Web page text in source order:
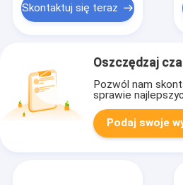
podmuchu
Skontaktuj się teraz
Oszczędzaj
Pozwól nam
sprawie
Podaj swoje